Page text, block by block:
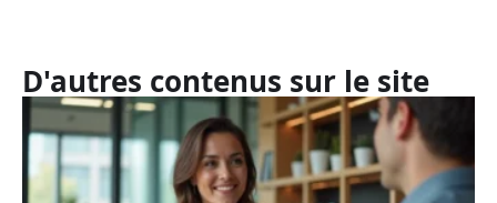
D'autres contenus sur le site